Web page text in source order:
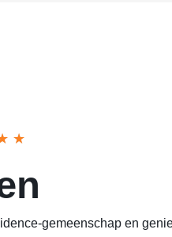
★
gemeenschap en